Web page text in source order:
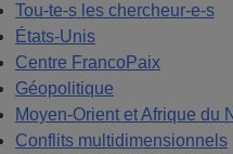
Tou-te-s les chercheur-e-s
États-Unis
Centre FrancoPaix
Géopolitique
Moyen-Orient et Afrique du
Conflits multidimensionnels